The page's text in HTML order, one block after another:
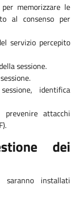
memorizzare le
al consenso per
servizio percepito
sessione.
identifica
attacchi
dei
installati